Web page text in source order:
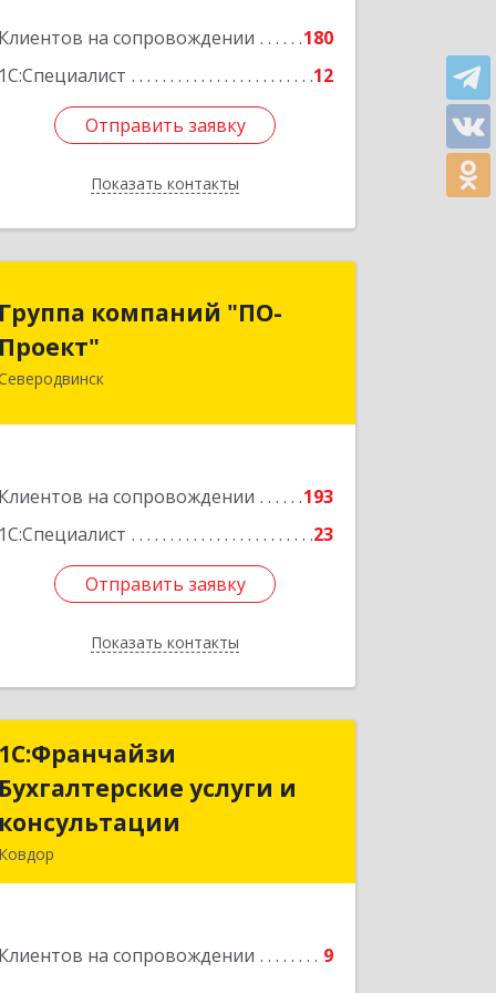
Клиентов на сопровождении
180
1С:Специалист
12
Отправить заявку
Показать контакты
Отправить заявку
Назад
Группа компаний "ПО-
Проект"
Клиентов на сопровождении
193
1С:Специалист
23
Отправить заявку
Показать контакты
Группа компаний "ПО-
Проект"
164500, Архангельская обл,
Подробнее
Отправить заявку
Назад
1С:Франчайзи
Бухгалтерские услуги и
консультации
Ковдор
Клиентов на сопровождении 9
1С:Франчайзи
Бухгалтерские услуги и
консультации